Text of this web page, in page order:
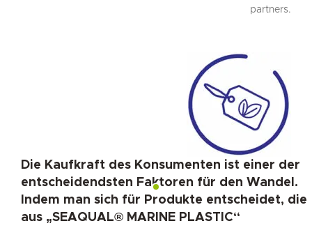
partners.
Die Kaufkraft des Konsumenten ist einer der
entscheidendsten Faktoren für den Wandel.
Indem man sich für Produkte entscheidet, die
aus „SEAQUAL® MARINE PLASTIC“